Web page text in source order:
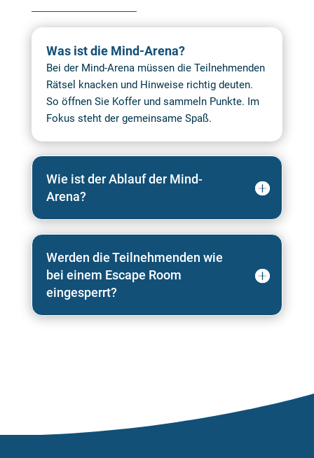
Was ist die Mind-Arena?
Bei der Mind-Arena müssen die Teilnehmenden
Rätsel knacken und Hinweise richtig deuten.
So öffnen Sie Koffer und sammeln Punkte. Im
Fokus steht der gemeinsame Spaß.
Wie ist der Ablauf der Mind-
Arena?
Werden die Teilnehmenden wie
bei einem Escape Room
eingesperrt?